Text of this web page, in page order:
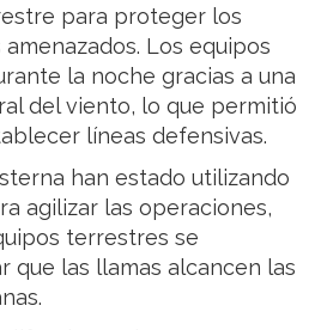
para proteger los
Los equipos
la noche gracias a una
del viento, lo que permitió
líneas defensivas.
han estado utilizando
agilizar las operaciones,
terrestres se
que las llamas alcancen las